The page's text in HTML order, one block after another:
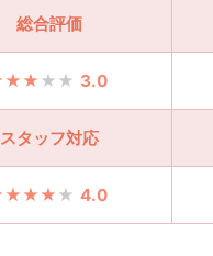
総合評価
3.0
スタッフ対応
4.0